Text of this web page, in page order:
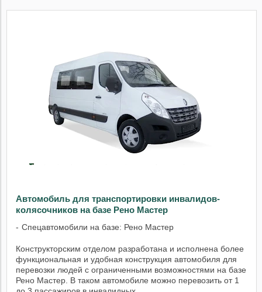
Автомобиль для транспортировки инвалидов-
колясочников на базе Рено Мастер
Спецавтомобили на базе: Рено Мастер
Конструкторским отделом разработана и исполнена более
функциональная и удобная конструкция автомобиля для
перевозки людей с ограниченными возможностями на базе
Рено Мастер. В таком автомобиле можно перевозить от 1